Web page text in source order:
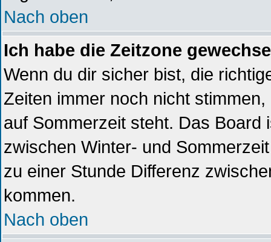
Nach oben
Ich habe die Zeitzone
Wenn du dir sicher bist, die
Zeiten immer noch nicht
auf Sommerzeit steht. Das
zwischen Winter- und
zu einer Stunde Differenz
kommen.
Nach oben